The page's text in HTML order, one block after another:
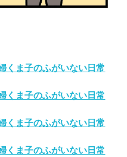
くま子のふがいない日常
くま子のふがいない日常
くま子のふがいない日常
くま子のふがいない日常